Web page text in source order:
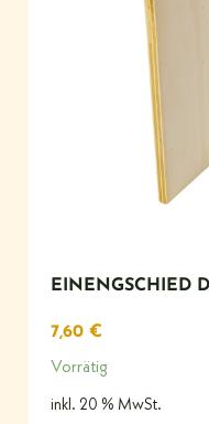
EINENGSCHIED
7,60 €
Vorrätig
inkl. 20 % MwSt.